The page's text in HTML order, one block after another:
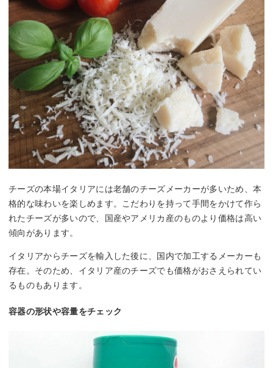
チーズの本場イタリアには老舗のチーズメーカーが多いため、本
格的な味わいを楽しめます。こだわりを持って手間をかけて作ら
れたチーズが多いので、国産やアメリカ産のものより価格は高い
傾向があります。
イタリアからチーズを輸入した後に、国内で加工するメーカーも
存在。そのため、イタリア産のチーズでも価格がおさえられてい
るものもあります。
容器の形状や容量をチェック